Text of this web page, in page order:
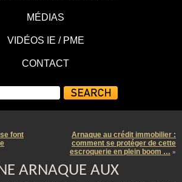
MÉDIAS
VIDÉOS IE / PME
CONTACT
font
Arnaque au crédit immobilier :
comment se protéger de cette
escroquerie en plein boom … »
ARNAQUE AUX